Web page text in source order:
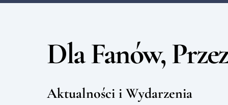
Dla Fanów,
Aktualności i Wydarzenia